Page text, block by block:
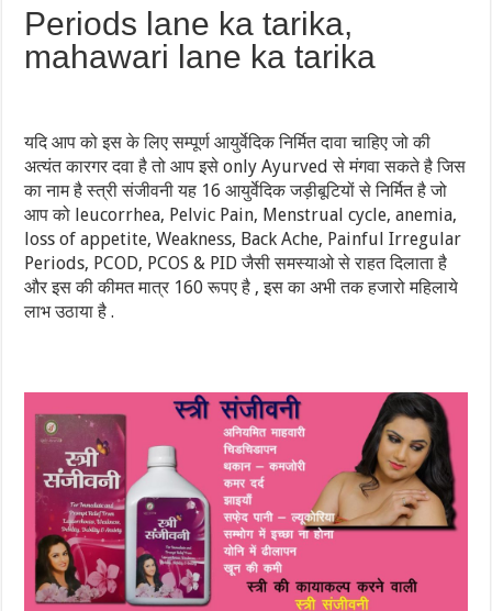
Periods lane ka tarika,
mahawari lane ka tarika
यदि आप को इस के लिए सम्पूर्ण आयुर्वेदिक निर्मित दावा चाहिए जो की
अत्यंत कारगर दवा है तो आप इसे only Ayurved से मंगवा सकते है जिस
का नाम है स्त्री संजीवनी यह 16 आयुर्वेदिक जड़ीबूटियों से निर्मित है जो
आप को leucorrhea, Pelvic Pain, Menstrual cycle, anemia,
loss of appetite, Weakness, Back Ache, Painful Irregular
Periods, PCOD, PCOS & PID जैसी समस्याओ से राहत दिलाता है
और इस की कीमत मात्र 160 रूपए है , इस का अभी तक हजारो महिलाये
लाभ उठाया है .